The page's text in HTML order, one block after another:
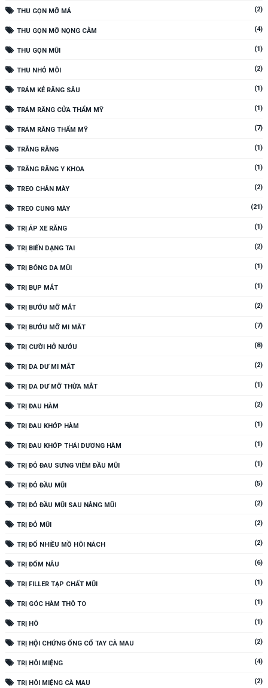
THU GỌN MỠ MÁ (2)
THU GỌN MỠ NỌNG CẰM (4)
THU GỌN MŨI (1)
THU NHỎ MÔI (2)
TRÁM KẺ RĂNG SÂU (1)
TRÁM RĂNG CỬA THẨM MỸ (1)
TRÁM RĂNG THẨM MỸ (7)
TRẮNG RĂNG (1)
TRẮNG RĂNG Y KHOA (1)
TREO CHÂN MÀY (2)
TREO CUNG MÀY (21)
TRỊ ÁP XE RĂNG (1)
TRỊ BIẾN DẠNG TAI (2)
TRỊ BÓNG DA MŨI (1)
TRỊ BỤP MẮT (1)
TRỊ BƯỚU MỠ MẮT (2)
TRỊ BƯỚU MỠ MI MẮT (7)
TRỊ CƯỜI HỞ NƯỚU (8)
TRỊ DA DƯ MI MẮT (2)
TRỊ DA DƯ MỠ THỪA MẮT (1)
TRỊ ĐAU HÀM (2)
TRỊ ĐAU KHỚP HÀM (1)
TRỊ ĐAU KHỚP THÁI DƯƠNG HÀM (1)
TRỊ ĐỎ ĐAU SƯNG VIÊM ĐẦU MŨI (1)
TRỊ ĐỎ ĐẦU MŨI (5)
TRỊ ĐỎ ĐẦU MŨI SAU NÂNG MŨI (2)
TRỊ ĐỎ MŨI (2)
TRỊ ĐỔ NHIỀU MỒ HÔI NÁCH (2)
TRỊ ĐỐM NÂU (6)
TRỊ FILLER TẠP CHẤT MŨI (1)
TRỊ GÓC HÀM THÔ TO (1)
TRỊ HÔ (1)
TRỊ HỘI CHỨNG ỐNG CỔ TAY CÀ MAU (2)
TRỊ HÔI MIỆNG (4)
TRỊ HÔI MIỆNG CÀ MAU (2)